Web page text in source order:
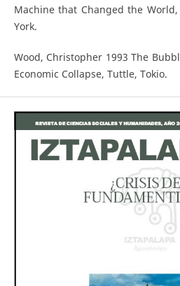
Machine that Changed the
York.
Wood, Christopher 1993 The
Economic Collapse, Tuttle, Tokio.